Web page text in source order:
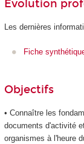
Évolution
Les dernières
Fiche
Objectifs
• Connaître les
documents d'activité
organismes à l'heure